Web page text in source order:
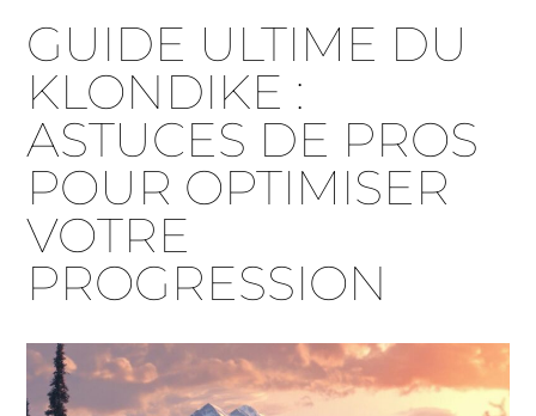
GUIDE ULTIME DU
KLONDIKE :
ASTUCES DE PROS
POUR OPTIMISER
VOTRE
PROGRESSION